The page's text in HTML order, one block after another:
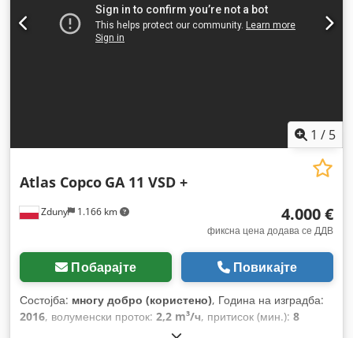
1 / 5
Zduny 1.166 km
Atlas Copco GA 11 VSD +
4.000 €
фиксна цена додава се ДДВ
Побарајте Повикајте
Состојба: многу добро (користено), Година на изградба:
2016, волуменски проток: 2,2 m³/ч, притисок (мин.): 8